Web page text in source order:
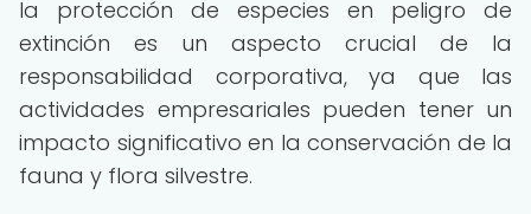
la protección de especies en peligro de
extinción es un aspecto crucial de la
responsabilidad corporativa, ya que las
actividades empresariales pueden tener un
impacto significativo en la conservación de la
fauna y flora silvestre.